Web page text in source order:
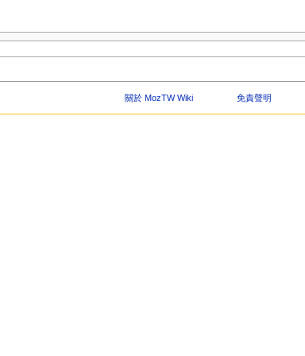
關於 MozTW Wiki 免責聲明